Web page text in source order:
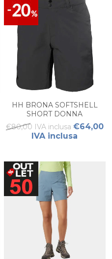
HH BRONA SOFTSHELL
SHORT DONNA
€80,00 IVA inclusa €64,00
IVA inclusa